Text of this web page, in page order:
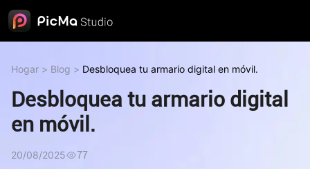
Hogar > Blog > Desbloquea tu armario digital en móvil.
Desbloquea tu armario digital
en móvil.
20/08/2025 77